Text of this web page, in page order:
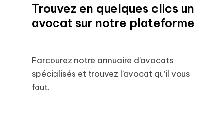
Trouvez en quelques clics un
avocat sur notre plateforme
Parcourez notre annuaire d’avocats
spécialisés et trouvez l’avocat qu’il vous
faut.